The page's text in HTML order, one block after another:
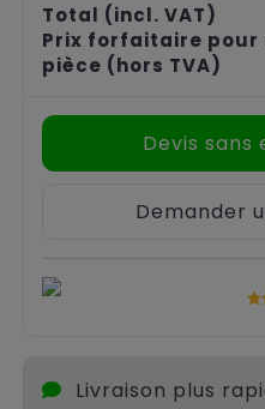
Total (incl. VAT)
Prix forfaitaire pour
pièce (hors TVA)
Devis sans
Demander
Livraison plus